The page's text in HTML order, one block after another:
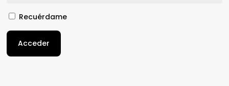
Recuérdame
Acceder